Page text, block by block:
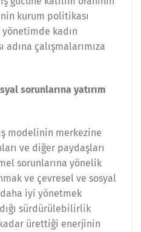
kurum politikası
kadın
çalışmalarımıza
sorunlarına yatırım
modelinin merkezine
ve diğer paydaşları
sorunlarına yönelik
ve çevresel ve sosyal
iyi yönetmek
sürdürülebilirlik
ürettiği enerjinin